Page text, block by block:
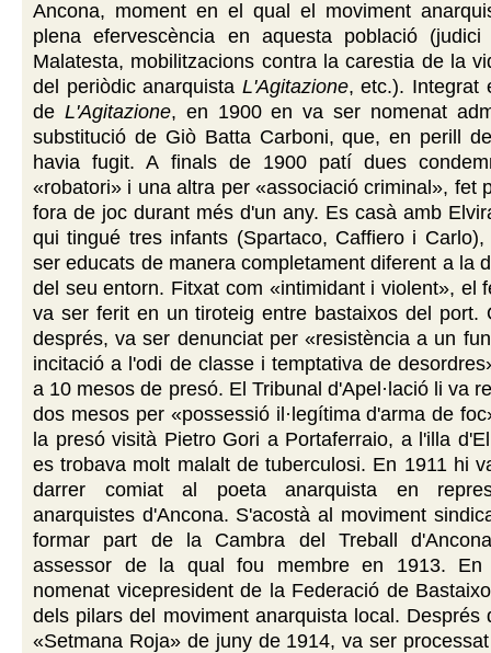
Ancona, moment en el qual el moviment
plena efervescència en aquesta població
Malatesta, mobilitzacions contra la carestia de la
del periòdic anarquista L'Agitazione, etc.). Integrat
de L'Agitazione, en 1900 en va ser nomenat
substitució de Giò Batta Carboni, que, en perill
havia fugit. A finals de 1900 patí dues
«robatori» i una altra per «associació criminal», fet
fora de joc durant més d'un any. Es casà amb
qui tingué tres infants (Spartaco, Caffiero i
ser educats de manera completament diferent a la
del seu entorn. Fitxat com «intimidant i violent», el
va ser ferit en un tiroteig entre bastaixos del port.
després, va ser denunciat per «resistència a un
incitació a l'odi de classe i temptativa de
a 10 mesos de presó. El Tribunal d'Apel·lació li va
dos mesos per «possessió il·legítima d'arma de
la presó visità Pietro Gori a Portaferraio, a l'illa
es trobava molt malalt de tuberculosi. En 1911 hi
darrer comiat al poeta anarquista en
anarquistes d'Ancona. S'acostà al moviment
formar part de la Cambra del Treball
assessor de la qual fou membre en 1913.
nomenat vicepresident de la Federació de
dels pilars del moviment anarquista local. Després
«Setmana Roja» de juny de 1914, va ser